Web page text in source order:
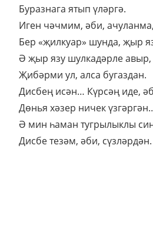
Буразнага ятып үләргә.
Иген чәчмим, әби, ачуланма,
Бер «җилкуар» шунда, җыр
Ә җыр язу шулкадәрле авыр,
Җибәрми ул, алса бугаздан.
Дисбең исән… Күрсәң иде,
Дөнья хәзер ничек
Ә мин һаман тугрылыклы
Дисбе тезәм, әби, сүзләрдән.